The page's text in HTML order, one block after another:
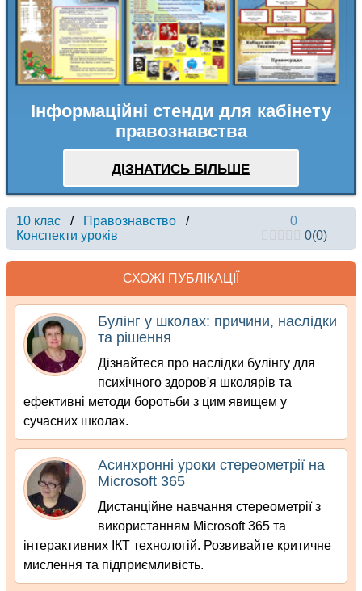
Інформаційні стенди для кабінету
правознавства
ДІЗНАТИСЬ БІЛЬШЕ
10 клас / Правознавство
/
Конспекти уроків
0
0(0)
СХОЖІ ПУБЛІКАЦІЇ
Булінг у школах: причини, наслідки
та рішення
Дізнайтеся про наслідки булінгу для
психічного здоров'я школярів та
ефективні методи боротьби з цим явищем у
сучасних школах.
Асинхронні уроки стереометрії на
Microsoft 365
Дистанційне навчання стереометрії з
використанням Microsoft 365 та
інтерактивних ІКТ технологій. Розвивайте критичне
мислення та підприємливість.